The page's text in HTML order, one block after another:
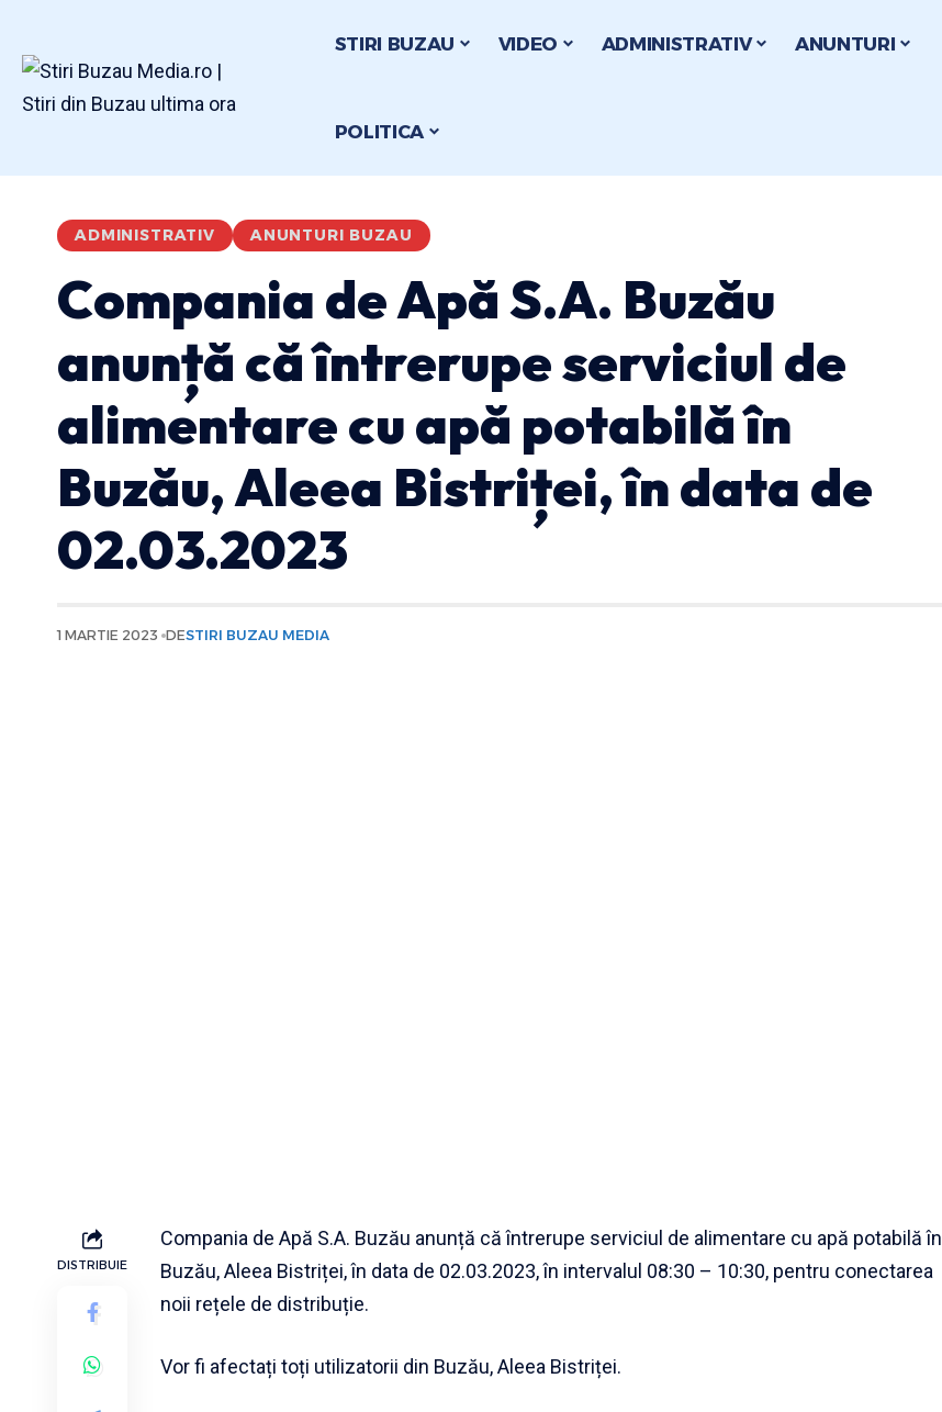
STIRI BUZAU VIDEO ADMINISTRATIV ANUNTURI
POLITICA
ADMINISTRATIV ANUNTURI BUZAU
Compania de Apă S.A. Buzău
anunță că întrerupe serviciul de
alimentare cu apă potabilă în
Buzău, Aleea Bistriței, în data de
02.03.2023
1 MARTIE 2023 DESTIRI BUZAU MEDIA
DISTRIBUIE
Compania de Apă S.A. Buzău anunță că întrerupe serviciul de alimentare cu apă potabilă în
Buzău, Aleea Bistriței, în data de 02.03.2023, în intervalul 08:30 – 10:30, pentru conectarea
noii rețele de distribuție.
Vor fi afectați toți utilizatorii din Buzău, Aleea Bistriței.